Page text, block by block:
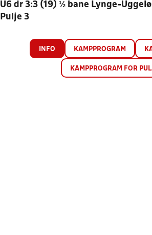
U6 dr 3:3 (19) ½ bane Lynge-
Pulje 3
INFO KAMPPROGRAM
KAMPPROGRAM FOR